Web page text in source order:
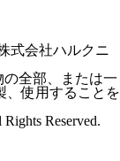
式会社ハルクニ
の全部、または一
、使用することを
Reserved.